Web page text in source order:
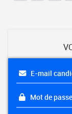
E-mail
Mot de passe